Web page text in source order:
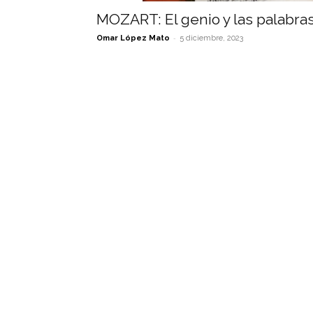
MOZART: El genio y las
Omar López Mato - 5 diciembre, 2023